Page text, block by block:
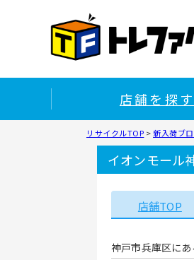
店舗を探す
リサイクルTOP >新入荷ブ
イオンモール
店舗TOP
神戸市兵庫区に